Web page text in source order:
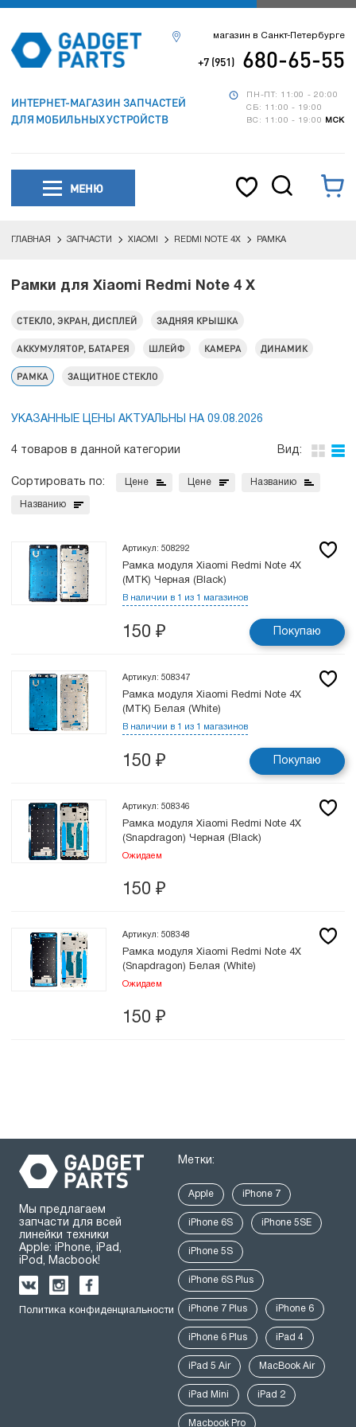
ИНТЕРНЕТ-МАГАЗИН ЗАПЧАСТЕЙ
ДЛЯ МОБИЛЬНЫХ УСТРОЙСТВ
ПН-ПТ: 11:00 - 20:00
СБ: 11:00 - 19:00
ВС: 11:00 - 19:00
МСК
магазин в Санкт-Петербурге
+7 (951) 680-65-55
МЕНЮ
ГЛАВНАЯ ЗАПЧАСТИ XIAOMI REDMI NOTE 4X РАМКА
Рамки для Xiaomi Redmi Note 4 X
СТЕКЛО, ЭКРАН, ДИСПЛЕЙ ЗАДНЯЯ КРЫШКА
АККУМУЛЯТОР, БАТАРЕЯ ШЛЕЙФ КАМЕРА ДИНАМИК
РАМКА ЗАЩИТНОЕ СТЕКЛО
УКАЗАННЫЕ ЦЕНЫ АКТУАЛЬНЫ НА 09.08.2026
4 товаров в данной категории Вид:
Сортировать по: Цене Цене Названию
Названию
Артикул: 508292
Рамка модуля Xiaomi Redmi Note 4X
(MTK) Черная (Black)
В наличии в 1 из 1 магазинов
150 ₽ Покупаю
Артикул: 508347
Рамка модуля Xiaomi Redmi Note 4X
(MTK) Белая (White)
В наличии в 1 из 1 магазинов
150 ₽ Покупаю
Артикул: 508346
Рамка модуля Xiaomi Redmi Note 4X
(Snapdragon) Черная (Black)
Ожидаем
150 ₽
Артикул: 508348
Рамка модуля Xiaomi Redmi Note 4X
(Snapdragon) Белая (White)
Ожидаем
150 ₽
Мы предлагаем
запчасти для всей
линейки техники
Apple: iPhone, iPad,
iPod, Macbook!
Политика конфиденциальности
Метки:
Apple iPhone 7
iPhone 6S iPhone 5SE
iPhone 5S
iPhone 6S Plus
iPhone 7 Plus iPhone 6
iPhone 6 Plus iPad 4
iPad 5 Air MacBook Air
iPad Mini iPad 2
Macbook Pro